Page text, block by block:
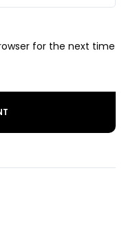
for the next time